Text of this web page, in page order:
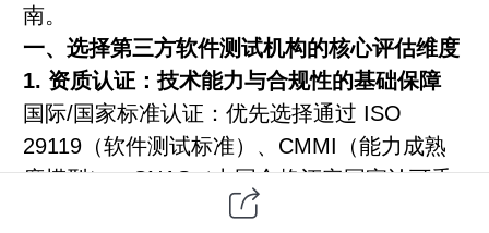
南。
一、选择第三方软件测试机构的核心评估维度
1. 资质认证：技术能力与合规性的基础保障
国际/国家标准认证：优先选择通过 ISO
29119（软件测试标准）、CMMI（能力成熟
度模型）、CNAS（中国合格评定国家认可委
员会） 或 CMA（中国计量认证） 认证的机